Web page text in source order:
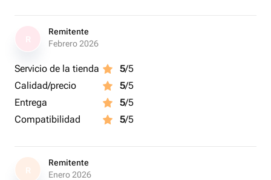
Remitente
Febrero 2026
Servicio de la tienda 5/5
Calidad/precio
5/5
Entrega
5/5
Compatibilidad
5/5
R
Remitente
Enero 2026